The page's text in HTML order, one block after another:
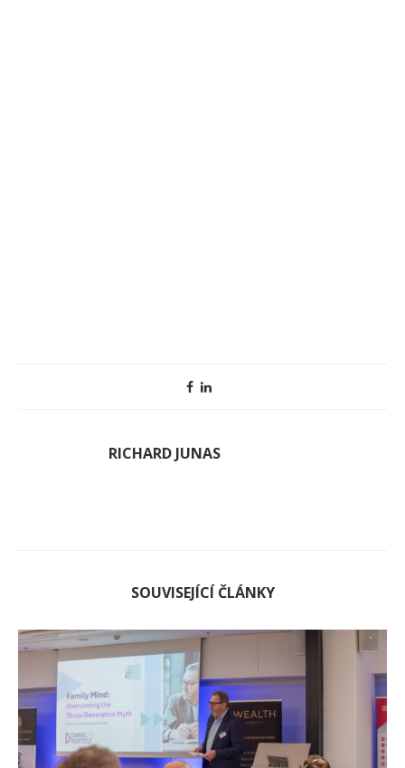
RICHARD JUNAS
SOUVISEJÍCÍ ČLÁNKY